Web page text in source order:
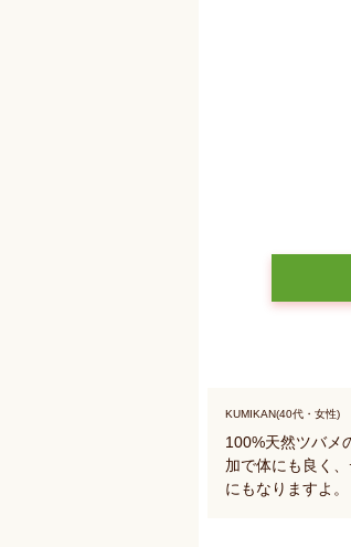
KUMIKAN(40代・女性)
100%天然ツバメ
加で体にも良く
にもなりますよ。